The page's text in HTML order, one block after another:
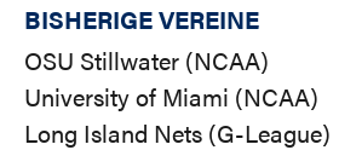
BISHERIGE VEREINE
OSU Stillwater (NCAA)
University of Miami (NCAA)
Long Island Nets (G-League)